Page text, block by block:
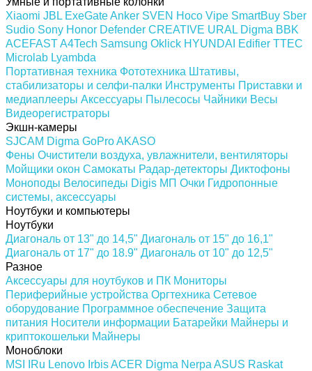
Xiaomi JBL ExeGateAnker SVEN Hoco Vipe SmartBuy Sber
Sudio Sony Honor Defender CREATIVE URAL Digma BBK
ACEFASTA4Tech Samsung Oklick HYUNDAI Edifier TTEC
Microlab Lyambda
Портативная техника Фототехника Штативы,
стабилизаторы и селфи-палки Инструменты Приставки и
медиаплееры Аксессуары Пылесосы Чайники Весы
Видеорегистраторы
Экшн-камеры
SJCAM Digma GoProAKASO
Фены Очистители воздуха, увлажнители, вентиляторы
Мойщики окон Самокаты Радар-детекторы Диктофоны
Моноподы Велосипеды Digis МП Очки Гидропонные
системы, аксессуары
Ноутбуки и компьютеры
Ноутбуки
Диагональ от 13" до 14,5" Диагональ от 15" до 16,1"
Диагональ от 17" до 18.9" Диагональ от 10" до 12,5"
Разное
Аксессуары для ноутбуков и ПК Мониторы
Периферийные устройства Оргтехника Сетевое
оборудование Программное обеспечение Защита
питания Носители информации Батарейки Майнеры и
криптокошельки Майнеры
Моноблоки
MSI
IRu Lenovo IrbisACER Digma Nerpa ASUS Raskat